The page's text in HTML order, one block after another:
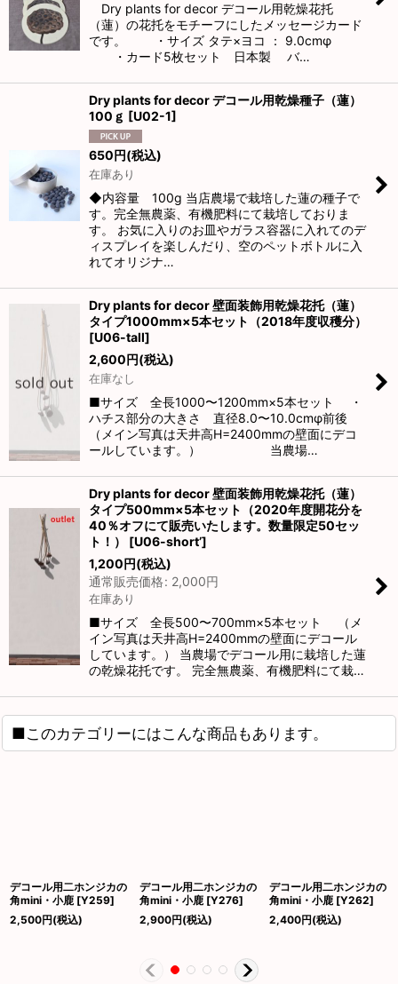
Dry plants for decor デコール用乾燥花托
（蓮）の花托をモチーフにしたメッセージカード
です。 ・サイズ タテ×ヨコ ： 9.0cmφ
・カード5枚セット 日本製 バ…
Dry plants for decor デコール用乾燥種子（蓮）
100ｇ [U02-1]
650円(税込)
在庫あり
◆内容量 100g 当店農場で栽培した蓮の種子で
す。完全無農薬、有機肥料にて栽培しておりま
す。 お気に入りのお皿やガラス容器に入れてのデ
ィスプレイを楽しんだり、空のペットボトルに入
れてオリジナ…
Dry plants for decor 壁面装飾用乾燥花托（蓮）
タイプ1000mm×5本セット（2018年度収穫分）
[U06-tall]
2,600円(税込)
在庫なし
■サイズ 全長1000〜1200mm×5本セット ・
ハチス部分の大きさ 直径8.0〜10.0cmφ前後
（メイン写真は天井高H=2400mmの壁面にデコ
ールしています。） 当農場…
Dry plants for decor 壁面装飾用乾燥花托（蓮）
タイプ500mm×5本セット（2020年度開花分を
40％オフにて販売いたします。数量限定50セッ
ト！）
[U06-short’]
1,200円(税込)
通常販売価格: 2,000円
在庫あり
■サイズ 全長500〜700mm×5本セット （メ
イン写真は天井高H=2400mmの壁面にデコール
しています。） 当農場でデコール用に栽培した蓮
の乾燥花托です。 完全無農薬、有機肥料にて栽…
■このカテゴリーにはこんな商品もあります。
デコール用二ホンジカの
角mini・小鹿 [Y259]
2,500円(税込)
デコール用二ホンジカの
角mini・小鹿 [Y276]
2,900円(税込)
デコール用二ホンジカの
角mini・小鹿 [Y262]
2,400円(税込)